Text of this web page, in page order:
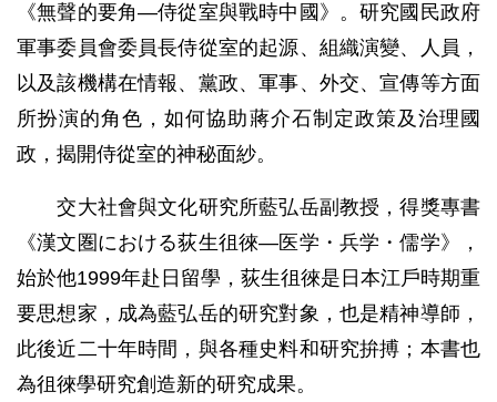
《無聲的要角—侍從室與戰時中國》。研究國民政府
軍事委員會委員長侍從室的起源、組織演變、人員，
以及該機構在情報、黨政、軍事、外交、宣傳等方面
所扮演的角色，如何協助蔣介石制定政策及治理國
政，揭開侍從室的神秘面紗。
交大社會與文化研究所藍弘岳副教授，得獎專書
《漢文圏における荻生徂徠―医学・兵学・儒学》，
始於他1999年赴日留學，荻生徂徠是日本江戶時期重
要思想家，成為藍弘岳的研究對象，也是精神導師，
此後近二十年時間，與各種史料和研究拚搏；本書也
為徂徠學研究創造新的研究成果。